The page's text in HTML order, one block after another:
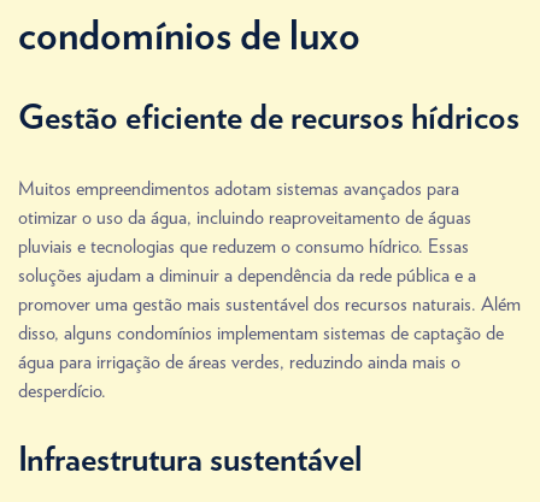
condomínios de luxo
Gestão eficiente de recursos hídricos
Muitos empreendimentos adotam sistemas avançados para
otimizar o uso da água, incluindo reaproveitamento de águas
pluviais e tecnologias que reduzem o consumo hídrico. Essas
soluções ajudam a diminuir a dependência da rede pública e a
promover uma gestão mais sustentável dos recursos naturais. Além
disso, alguns condomínios implementam sistemas de captação de
água para irrigação de áreas verdes, reduzindo ainda mais o
desperdício.
Infraestrutura sustentável